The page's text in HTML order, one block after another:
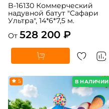
B-16130 Коммерческий
надувной батут "Сафари
Ультра", 14*6*7,5 м.
От 528 200 ₽
В НАЛИЧИИ
5